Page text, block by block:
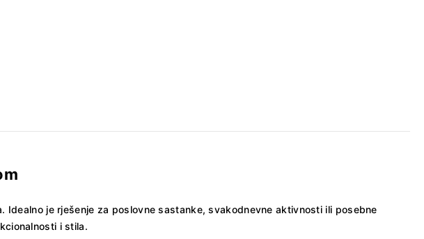
je rješenje za poslovne sastanke, svakodnevne aktivnosti ili posebne
i stila.